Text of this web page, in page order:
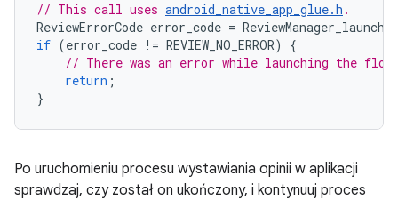
// This call uses android_native_app_glue.h .
ReviewErrorCode error_code =
if (error_code != REVIEW_NO_ERROR)
{
// There was an error while launching the
return ;
}
Po uruchomieniu procesu wystawiania opinii w aplikacji
sprawdzaj, czy został on ukończony, i kontynuuj proces